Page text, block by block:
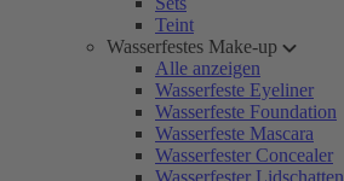
Teint
Wasserfestes Make-up
Alle anzeigen
Wasserfeste Eyeliner
Wasserfeste Foundation
Wasserfeste Mascara
Wasserfester Concealer
Wasserfester Lidschatten